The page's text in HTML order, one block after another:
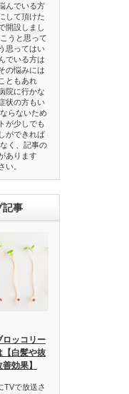
んでいる方
して頂けた
開設しまし
うと思って
思ってはい
でいる方は
の悩みには
ともあれ
院に行かな
状の方もい
らないため
が少しでも
ができれば
く、記事の
あります
い。
記事
ロッコリー
【白髪や抜
効果】
TVで放送さ